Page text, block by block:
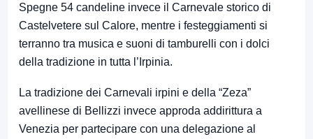
Spegne 54 candeline invece il Carnevale storico di
Castelvetere sul Calore, mentre i festeggiamenti si
terranno tra musica e suoni di tamburelli con i dolci
della tradizione in tutta l’Irpinia.
La tradizione dei Carnevali irpini e della “Zeza”
avellinese di Bellizzi invece approda addirittura a
Venezia per partecipare con una delegazione al